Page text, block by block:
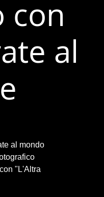
con
al
al mondo
"L'Altra